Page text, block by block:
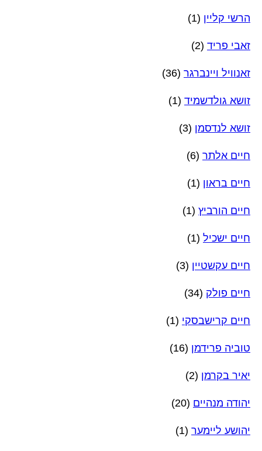
הרשי קליין (1)
זאבי פריד (2)
זאנוויל ויינברגר (36)
זושא גולדשמיד (1)
זושא לנדסמן (3)
חיים אלתר (6)
חיים בראון (1)
חיים הורביץ (1)
חיים ישכיל (1)
חיים עקשטיין (3)
חיים פולק (34)
חיים קרישבסקי (1)
טוביה פרידמן (16)
יאיר בקרמן (2)
יהודה מנהיים (20)
יהושע ליימער (1)